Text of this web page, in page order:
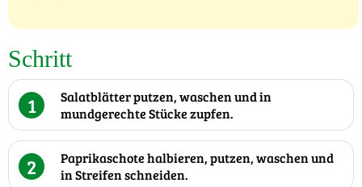
Schritt
1
Salatblätter putzen, waschen und in
mundgerechte Stücke zupfen.
2
Paprikaschote halbieren, putzen, waschen und
in Streifen schneiden.